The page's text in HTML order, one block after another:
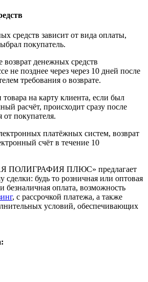
средств зависит от вида оплаты,
покупатель.
денежных средств
не позднее через через 10 дней после
требования о возврате.
товара на карту клиента, если был
расчёт, происходит сразу после
от покупателя.
платёжных систем, возврат
счёт в течение 10
ПОЛИГРАФИЯ ПЛЮС» предлагает
сделки: будь то розничная или оптовая
безналичная оплата, возможность
, с рассрочкой платежа, а также
условий, обеспечивающих